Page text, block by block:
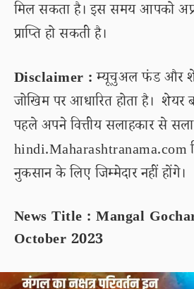
मिल सकता है। इस समय आपको
प्राप्ति हो सकती है।
Disclaimer :म्यूचुअल फंड और
जोखिम पर आधारित होता है। शेयर
पहले अपने वित्तीय सलाहकार से
hindi.Maharashtranama.com
नुकसान के लिए जिम्मेदार नहीं होंगे।
News Title : Mangal
October 2023